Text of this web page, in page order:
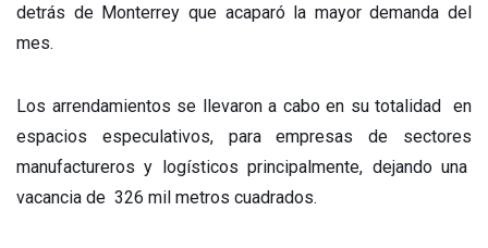
detrás de Monterrey que acaparó la mayor demanda del
mes.
Los arrendamientos se llevaron a cabo en su totalidad en
espacios especulativos, para empresas de sectores
manufactureros y logísticos principalmente, dejando una
vacancia de 326 mil metros cuadrados.